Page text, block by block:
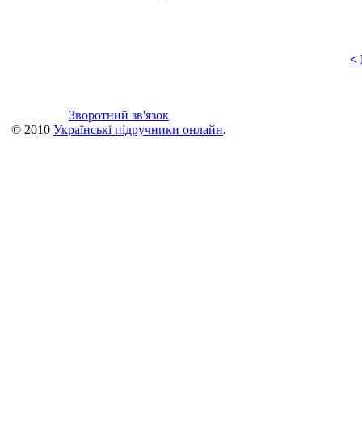
<
Зворотний зв'язок
© 2010 Українські підручники онлайн.